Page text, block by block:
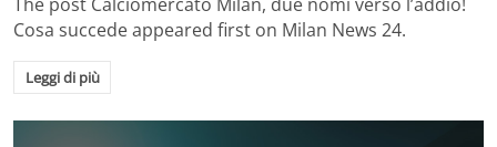
Cosa succedeappeared first on Milan News 24.
Leggi di più